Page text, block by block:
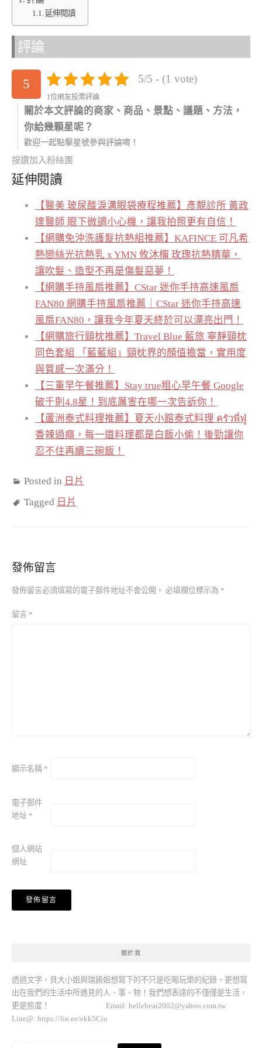
延伸閱讀
評論
5 5/5 - (1 vote)
1位網友投票評論
關於本文評論的商家、商品、景點、議題、方法，
你給幾顆星呢？
歡迎一起點擊星號參與評論唷！
按讚加入粉絲團
延伸閱讀
【醫美 玻尿酸淚溝眼袋療程推薦】彥靚診所 黃政
達醫師 眼下微調小心機，讓我拍照更有自信！
【網購免沖洗護髮抗熱組推薦】KAFINCE 可凡希
熱戀絲光抗熱乳 x YMN 攸沐橣 玫瑰抗熱精華，
讓吹髮、造型不再是傷髮惡夢！
【網購手持風扇推薦】CStar 迷你手持高速風扇
FAN80 網購手持風扇推薦｜CStar 迷你手持高速
風扇FAN80，讓我今年夏天終於可以漂亮出門！
【網購旅行頸枕推薦】Travel Blue 藍旅 寧靜頸枕
同色套組 「藍藍組」頸枕界的顏值擔當，實用度
與質感一次滿分！
【三重早午餐推薦】Stay true粗心早午餐 Google
破千則4.8星！到底厲害在哪一次告訴你！
【蘆洲泰式料理推薦】夏天小館泰式料理 ครัวพี่ฟู่
香辣過癮，每一道料理都是白飯小偷！後勁讓你
忍不住再續三碗飯！
Posted in 日片
Tagged 日片
發佈留言
發佈留言必須填寫的電子郵件地址不會公開。 必填欄位標示為 *
留言 *
顯示名稱 *
電子郵件
地址 *
個人網站
網址
關於我
透過文字，貝大小姐與瑞餚姐想寫下的不只是吃喝玩樂的紀錄，更想寫
出在我們的生活中所遇見的人、事、物！我們想表達的不僅僅是生活，
更是態度！ Email: bellebear2002@yahoo.com.tw
Line@: https://lin.ee/ekk5Ciu